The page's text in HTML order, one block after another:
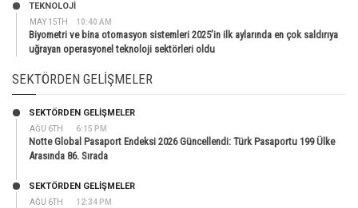
MAY 15TH 10:40 AM
TEKNOLOJİ
Biyometri ve bina otomasyon sistemleri 2025’in ilk aylarında en çok saldırıya
uğrayan operasyonel teknoloji sektörleri oldu
SEKTÖRDEN GELIŞMELER
AĞU 6TH 6:15 PM
SEKTÖRDEN GELIŞMELER
Notte Global Pasaport Endeksi 2026 Güncellendi: Türk Pasaportu 199 Ülke
Arasında 86. Sırada
AĞU 6TH 12:34 PM
SEKTÖRDEN GELIŞMELER